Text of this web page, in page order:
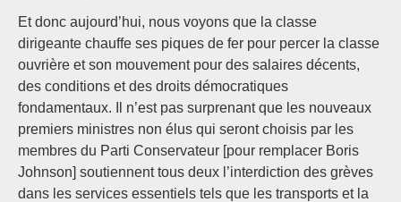
Et donc aujourd’hui, nous voyons que la classe
dirigeante chauffe ses piques de fer pour percer la classe
ouvrière et son mouvement pour des salaires décents,
des conditions et des droits démocratiques
fondamentaux. Il n’est pas surprenant que les nouveaux
premiers ministres non élus qui seront choisis par les
membres du Parti Conservateur [pour remplacer Boris
Johnson] soutiennent tous deux l’interdiction des grèves
dans les services essentiels tels que les transports et la